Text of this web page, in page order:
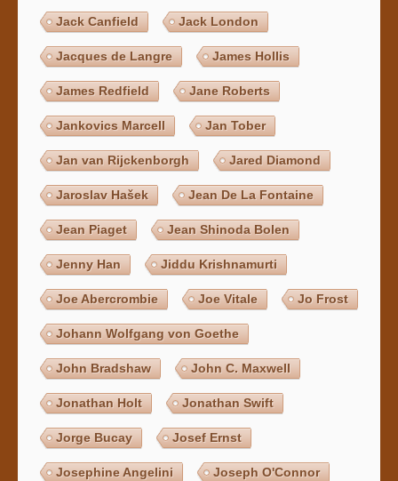
Jack Canfield Jack London
Jacques de Langre James Hollis
James Redfield Jane Roberts
Jankovics Marcell Jan Tober
Jan van Rijckenborgh Jared Diamond
Jaroslav Hašek Jean De La Fontaine
Jean Piaget Jean Shinoda Bolen
Jenny Han Jiddu Krishnamurti
Joe Abercrombie Joe Vitale Jo Frost
Johann Wolfgang von Goethe
John Bradshaw John C. Maxwell
Jonathan Holt Jonathan Swift
Jorge Bucay Josef Ernst
Josephine Angelini Joseph O'Connor